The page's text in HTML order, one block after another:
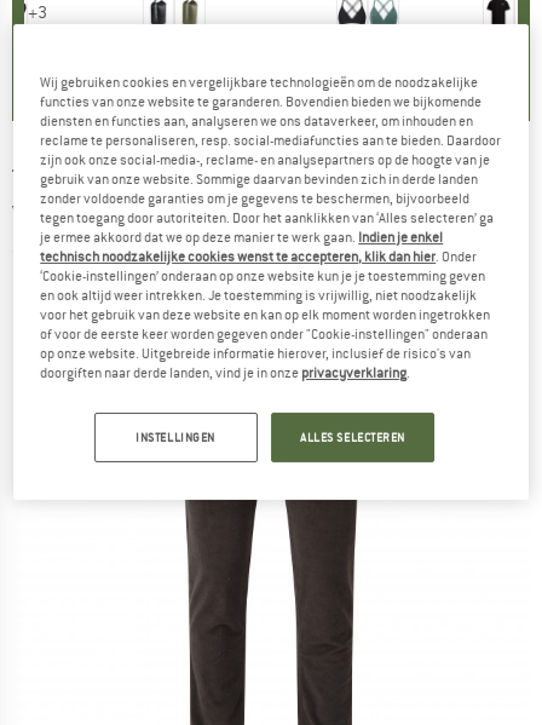
+3
TENTREE - Corduroy Slim Pant -
Vrijetijdsbroek
(0)
Wij gebruiken cookies en vergelijkbare technologieën om de noodzakelijke
functies van onze website te garanderen. Bovendien bieden we bijkomende
diensten en functies aan, analyseren we ons dataverkeer, om inhouden en
reclame te personaliseren, resp. social-mediafuncties aan te bieden. Daardoor
zijn ook onze social-media-, reclame- en analysepartners op de hoogte van je
gebruik van onze website. Sommige daarvan bevinden zich in derde landen
zonder voldoende garanties om je gegevens te beschermen, bijvoorbeeld
tegen toegang door autoriteiten. Door het aanklikken van ‘Alles selecteren’ ga
je ermee akkoord dat we op deze manier te werk gaan. Indien je enkel
technisch noodzakelijke cookies wenst te accepteren, klik dan hier . Onder
‘Cookie-instellingen’ onderaan op onze website kun je je toestemming geven
en ook altijd weer intrekken. Je toestemming is vrijwillig, niet noodzakelijk
voor het gebruik van deze website en kan op elk moment worden ingetrokken
of voor de eerste keer worden gegeven onder "Cookie-instellingen" onderaan
op onze website. Uitgebreide informatie hierover, inclusief de risico's van
doorgiften naar derde landen, vind je in onze privacyverklaring
INSTELLINGEN ALLES SELECTEREN